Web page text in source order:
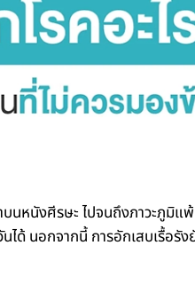
นหนังศีรษะ ไปจนถึงภาวะภูมิแ
ได้ นอกจากนี้ การอักเสบเรื้อรัง